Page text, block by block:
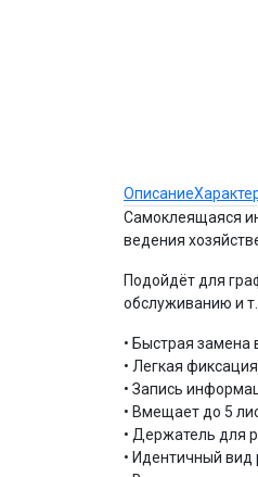
Описание
Самоклеящаяся
ведения
Подойдёт для
обслуживанию и
• Быстрая
• Легкая
• Запись
• Вмещает до 5
• Держатель для
• Идентичный вид